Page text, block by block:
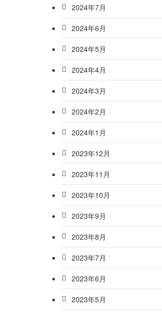
2024年7月
2024年6月
2024年5月
2024年4月
2024年3月
2024年2月
2024年1月
2023年12月
2023年11月
2023年10月
2023年9月
2023年8月
2023年7月
2023年6月
2023年5月